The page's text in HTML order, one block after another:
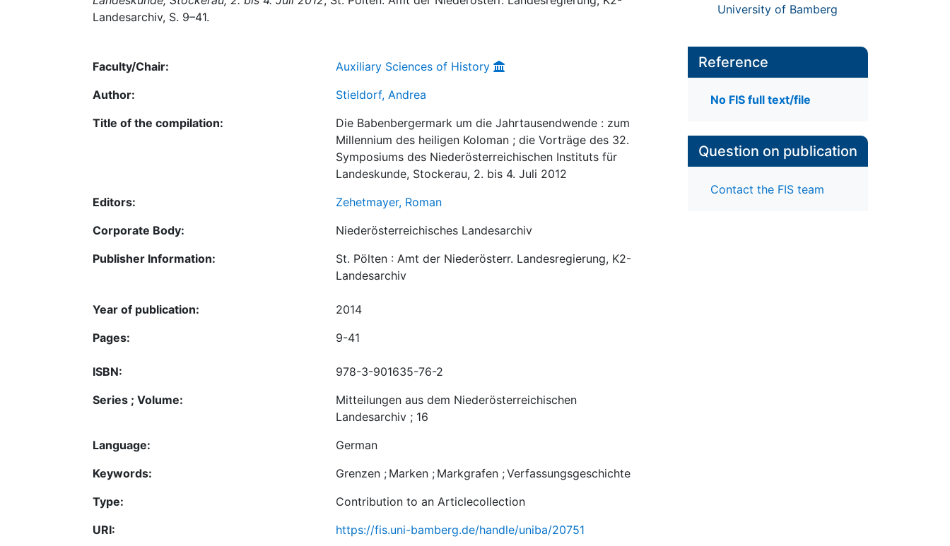
Landesarchiv, S. 9–41.
University of Bamberg
Faculty/Chair:
Auxiliary Sciences of History
Author:
Stieldorf, Andrea
Title of the compilation:
Die Babenbergermark um die Jahrtausendwende : zum
Millennium des heiligen Koloman ; die Vorträge des 32.
Symposiums des Niederösterreichischen Instituts für
Landeskunde, Stockerau, 2. bis 4. Juli 2012
Editors:
Zehetmayer, Roman
Corporate Body:
Niederösterreichisches Landesarchiv
Publisher Information:
St. Pölten : Amt der Niederösterr. Landesregierung, K2-
Landesarchiv
Year of publication:
2014
Pages:
9-41
ISBN:
978-3-901635-76-2
Series ; Volume:
Mitteilungen aus dem Niederösterreichischen
Landesarchiv ; 16
Language:
German
Keywords:
Grenzen ; Marken ; Markgrafen ;Verfassungsgeschichte
Type:
Contribution to an Articlecollection
URI:
https://fis.uni-bamberg.de/handle/uniba/20751
Reference
No FIS full text/file
Question on publication
Contact the FIS team